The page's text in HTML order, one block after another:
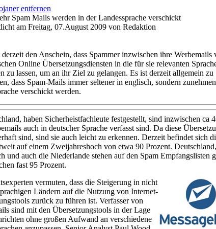
entfernen
Spam Mails werden in der Landessprache verschickt
am Freitag, 07.August 2009 von Redaktion
derzeit den Anschein, dass Spammer inzwischen ihre Werbemails
Online Übersetzungsdiensten in die für sie relevanten
zu lassen, um an ihr Ziel zu gelangen. Es ist derzeit allgemein zu
dass Spam-Mails immer seltener in englisch, sondern
verschickt werden.
haben Sicherheistfachleute festgestellt, sind inzwischen ca
auch in deutscher Sprache verfasst sind. Da diese
sind, sind sie auch leicht zu erkennen. Derzeit befindet sich
auf einem Zweijahreshoch von etwa 90 Prozent. Deutschland,
und auch die Niederlande stehen auf den Spam Empfangslisten
fast 95 Prozent.
vermuten, dass die Steigerung in nicht
Ländern auf die Nutzung von Internet-
zurück zu führen ist. Verfasser von
sind mit den Übersetzungstools in der Lage
ohne großen Aufwand an verschiedene